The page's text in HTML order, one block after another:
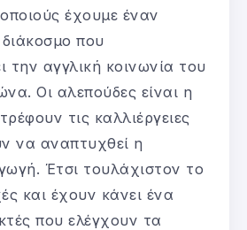
έχουμε έναν
που
την αγγλική κοινωνία του
Οι αλεπούδες είναι η
τις καλλιέργειες
να αναπτυχθεί η
Έτσι τουλάχιστον το
και έχουν κάνει ένα
που ελέγχουν τα